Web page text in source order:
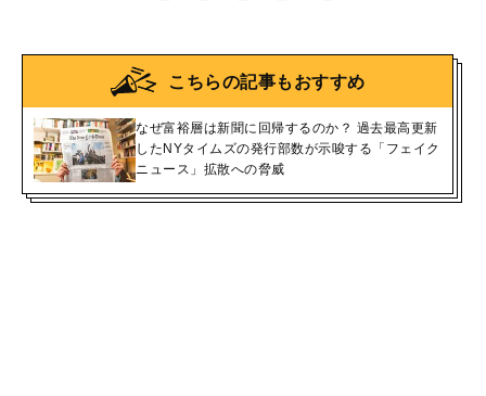
こちらの記事もおすすめ
なぜ富裕層は新聞に回帰するのか？ 過去最高更新
したNYタイムズの発行部数が示唆する「フェイク
ニュース」拡散への脅威